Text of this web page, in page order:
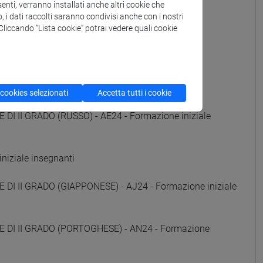
iniziale insegnanti
iniziale insegnanti
iniziale insegnanti
DI II GRADO (RUSSO) - AE24 - Formazione iniziale
iniziale insegnanti
DI II GRADO (GIAPPONESE) - AJ24 - Formazione iniziale
DI II GRADO (PORTOGHESE) - AN24 - Formazione
verranno installati anche altri cookie che
i dati raccolti saranno condivisi anche con i nostri
“Lista cookie” potrai vedere quali cookie
selezionati Accetta tutti i cookie